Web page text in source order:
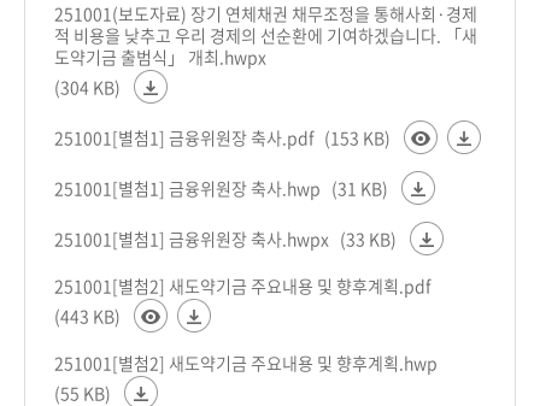
251001(보도자료) 장기 연체채권 채무조정을 통해사회·경제
적 비용을 낮추고 우리 경제의 선순환에 기여하겠습니다. 「새
도약기금 출범식」 개최.hwpx
(304 KB)
251001[별첨1] 금융위원장 축사.pdf (153 KB)
251001[별첨1] 금융위원장 축사.hwp (31 KB)
251001[별첨1] 금융위원장 축사.hwpx (33 KB)
251001[별첨2] 새도약기금 주요내용 및 향후계획.pdf
(443 KB)
251001[별첨2] 새도약기금 주요내용 및 향후계획.hwp
(55 KB)